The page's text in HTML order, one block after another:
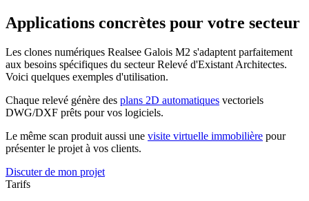
Applications concrètes pour votre secteur
Les clones numériques Realsee Galois M2 s'adaptent parfaitement
aux besoins spécifiques du secteurRelevé d'Existant Architectes.
Voici quelques exemples d'utilisation.
Chaque relevé génère des plans 2D automatiques vectoriels
DWG/DXF prêts pour vos logiciels.
Le même scan produit aussi une visite virtuelle immobilière pour
présenter le projet à vos clients.
Discuter de mon projet
Tarifs